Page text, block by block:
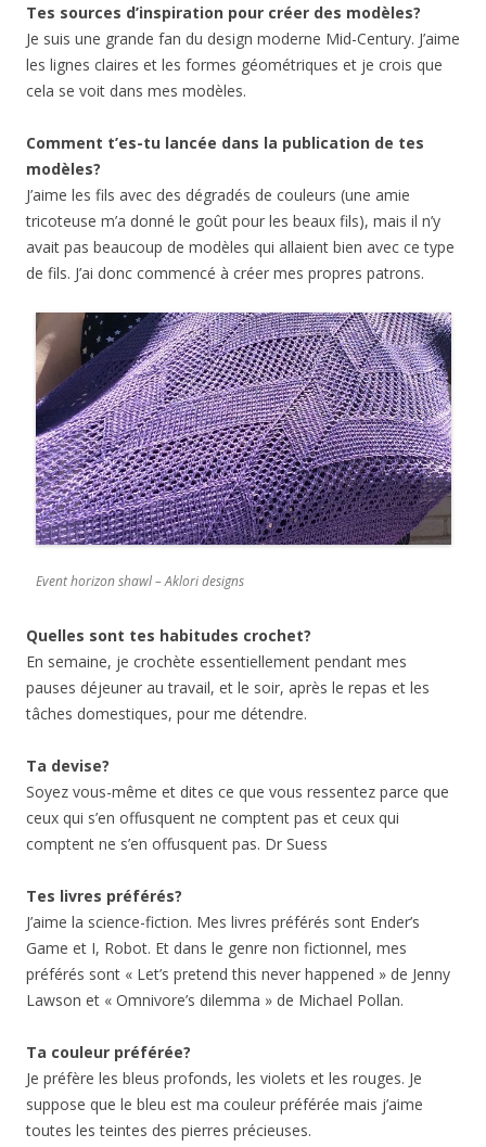
Tes sources d’inspiration pour créer des modèles?
Je suis une grande fan du design moderne Mid-Century. J’aime
les lignes claires et les formes géométriques et je crois que
cela se voit dans mes modèles.
Comment t’es-tu lancée dans la publication de tes
modèles?
J’aime les fils avec des dégradés de couleurs (une amie
tricoteuse m’a donné le goût pour les beaux fils), mais il n’y
avait pas beaucoup de modèles qui allaient bien avec ce type
de fils. J’ai donc commencé à créer mes propres patrons.
Event horizon shawl – Aklori designs
Quelles sont tes habitudes crochet?
En semaine, je crochète essentiellement pendant mes
pauses déjeuner au travail, et le soir, après le repas et les
tâches domestiques, pour me détendre.
Ta devise?
Soyez vous-même et dites ce que vous ressentez parce que
ceux qui s’en offusquent ne comptent pas et ceux qui
comptent ne s’en offusquent pas. Dr Suess
Tes livres préférés?
J’aime la science-fiction. Mes livres préférés sont Ender’s
Game et I, Robot. Et dans le genre non fictionnel, mes
préférés sont « Let’s pretend this never happened » de Jenny
Lawson et « Omnivore’s dilemma » de Michael Pollan.
Ta couleur préférée?
Je préfère les bleus profonds, les violets et les rouges. Je
suppose que le bleu est ma couleur préférée mais j’aime
toutes les teintes des pierres précieuses.